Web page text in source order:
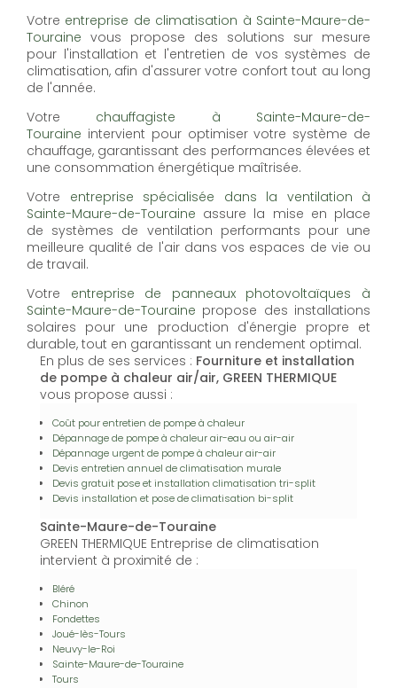
Votre entreprise de climatisation à Sainte-Maure-de-
Touraine vous propose des solutions sur mesure
pour l'installation et l'entretien de vos systèmes de
climatisation, afin d'assurer votre confort tout au long
de l'année.
Votre chauffagiste à Sainte-Maure-de-
Touraine intervient pour optimiser votre système de
chauffage, garantissant des performances élevées et
une consommation énergétique maîtrisée.
Votre entreprise spécialisée dans la ventilation à
Sainte-Maure-de-Touraine assure la mise en place
de systèmes de ventilation performants pour une
meilleure qualité de l'air dans vos espaces de vie ou
de travail.
Votre entreprise de panneaux photovoltaïques à
Sainte-Maure-de-Touraine propose des installations
solaires pour une production d'énergie propre et
durable, tout en garantissant un rendement optimal.
En plus de ses services : Fourniture et installation
de pompe à chaleur air/air, GREEN THERMIQUE
vous propose aussi :
Coût pour entretien de pompe à chaleur
Dépannage de pompe à chaleur air-eau ou air-air
Dépannage urgent de pompe à chaleur air-air
Devis entretien annuel de climatisation murale
Devis gratuit pose et installation climatisation tri-split
Devis installation et pose de climatisation bi-split
Sainte-Maure-de-Touraine
GREEN THERMIQUE Entreprise de climatisation
intervient à proximité de :
Bléré
Chinon
Fondettes
Joué-lès-Tours
Neuvy-le-Roi
Sainte-Maure-de-Touraine
Tours